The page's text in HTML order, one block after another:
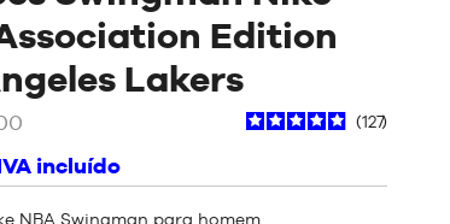
Edition
Lakers/
127
incluído
NBA Swingman para homem